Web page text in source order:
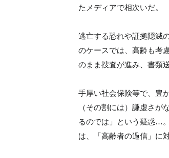
たメディアで相次いだ。
逃亡する恐れや証拠隠滅
のケースでは、高齢も考
のまま捜査が進み、書類
手厚い社会保険等で、豊
（その割には）謙虚さ
るのでは」という疑惑…
は、「高齢者の過信」に